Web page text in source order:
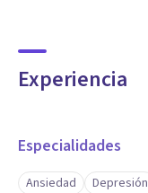
Experiencia
Especialidades
Ansiedad Depresión